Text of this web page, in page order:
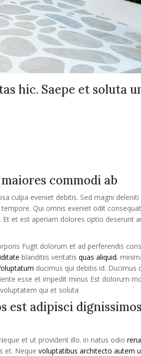
hic. Saepe et soluta
commodi ab
culpa eveniet debitis. Sed magni
Qui omnis eveniet odit
et est aperiam dolores optio deserunt
Fugit dolorum et ad perferendis
blanditiis veritatis quas aliquid.
ducimus qui debitis id. Ducimus
esse et impedit minus Est dolorum
qui et soluta
est adipisci dignissimos
et ut provident illo. in natus odio
et. Neque voluptatibus architecto autem